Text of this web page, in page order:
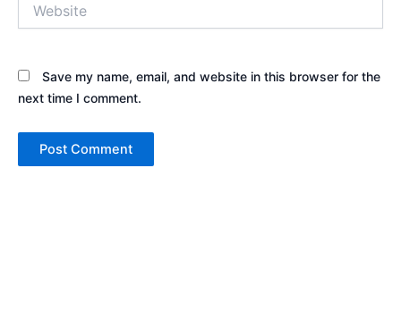
Save my name, email, and website in this browser for the
next time I comment.